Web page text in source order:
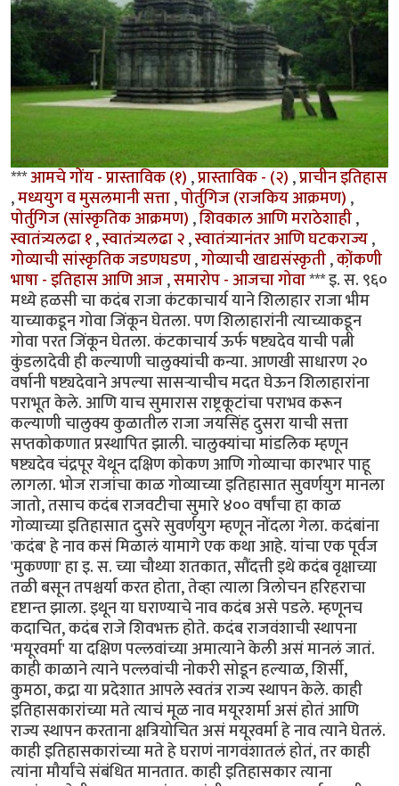
***आमचे गोंय - प्रास्ताविक (१),प्रास्ताविक - (२),प्राचीन इतिहास
,मध्ययुग व मुसलमानी सत्ता,पोर्तुगिज (राजकिय आक्रमण),
पोर्तुगिज (सांस्कृतिक आक्रमण),शिवकाल आणि मराठेशाही,
स्वातंत्र्यलढा १,स्वातंत्र्यलढा २,स्वातंत्र्यानंतर आणि घटकराज्य,
गोव्याची सांस्कृतिक जडणघडण,गोव्याची खाद्यसंस्कृती,को़ंकणी
भाषा - इतिहास आणि आज,समारोप - आजचा गोवा*** इ. स. ९६०
मध्ये हळसी चा कदंब राजा कंटकाचार्य याने शिलाहार राजा भीम
याच्याकडून गोवा जिंकून घेतला. पण शिलाहारांनी त्याच्याकडून
गोवा परत जिंकून घेतला. कंटकाचार्य ऊर्फ षष्ट्यदेव याची पत्नी
कुंडलादेवी ही कल्याणी चालुक्यांची कन्या. आणखी साधारण २०
वर्षानी षष्ट्यदेवाने अपल्या सासर्‍याचीच मदत घेऊन शिलाहारांना
पराभूत केले. आणि याच सुमारास राष्ट्रकूटांचा पराभव करून
कल्याणी चालुक्य कुळातील राजा जयसिंह दुसरा याची सत्ता
सप्तकोकणात प्रस्थापित झाली. चालुक्यांचा मांडलिक म्हणून
षष्ट्यदेव चंद्रपूर येथून दक्षिण कोकण आणि गोव्याचा कारभार पाहू
लागला. भोज राजांचा काळ गोव्याच्या इतिहासात सुवर्णयुग मानला
जातो, तसाच कदंब राजवटीचा सुमारे ४०० वर्षांचा हा काळ
गोव्याच्या इतिहासात दुसरे सुवर्णयुग म्हणून नोंदला गेला. कदंबांना
'कदंब' हे नाव कसं मिळालं यामागे एक कथा आहे. यांचा एक पूर्वज
'मुकण्णा' हा इ. स. च्या चौथ्या शतकात, सौंदत्ती इथे कदंब वृक्षाच्या
तळी बसून तपश्चर्या करत होता, तेव्हा त्याला त्रिलोचन हरिहराचा
दृष्टान्त झाला. इथून या घराण्याचे नाव कदंब असे पडले. म्हणूनच
कदाचित, कदंब राजे शिवभक्त होते. कदंब राजवंशाची स्थापना
'मयूरवर्मा' या दक्षिण पल्लवांच्या अमात्याने केली असं मानलं जातं.
काही काळाने त्याने पल्लवांची नोकरी सोडून हल्याळ, शिर्सी,
कुमठा, कद्रा या प्रदेशात आपले स्वतंत्र राज्य स्थापन केले. काही
इतिहासकारांच्या मते त्याचं मूळ नाव मयूरशर्मा असं होतं आणि
राज्य स्थापन करताना क्षत्रियोचित असं मयूरवर्मा हे नाव त्याने घेतलं.
काही इतिहासकारांच्या मते हे घराणं नागवंशातलं होतं, तर काही
त्यांना मौर्यांचे संबंधित मानतात. काही इतिहासकार त्याना